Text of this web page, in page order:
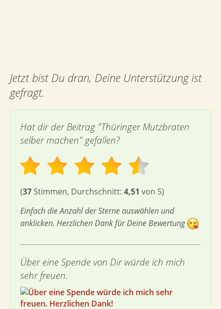
Jetzt bist Du dran, Deine Unterstützung ist
gefragt.
Hat dir der Beitrag "Thüringer Mutzbraten
selber machen" gefallen?
(37 Stimmen, Durchschnitt: 4,51 von 5)
Einfach die Anzahl der Sterne auswählen und
anklicken. Herzlichen Dank für Deine Bewertung
Über eine Spende von Dir würde ich mich
sehr freuen.